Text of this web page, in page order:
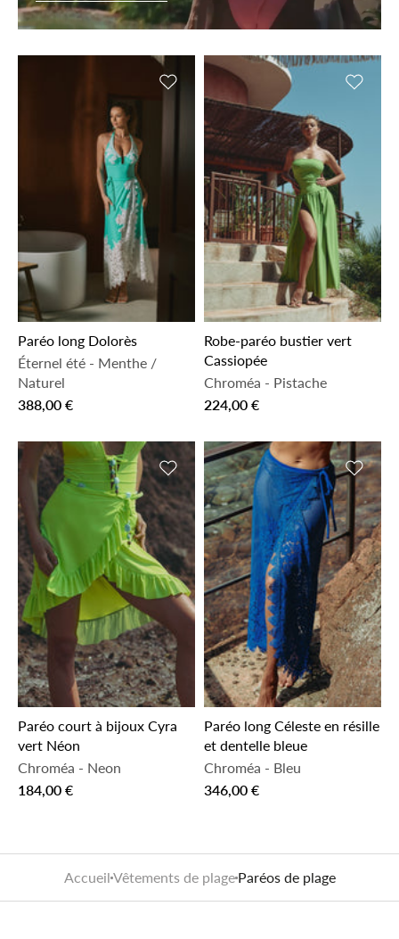
AccueilVêtements de plageParéos de plage
Ajouter à la liste de souhaits
Paréo long Dolorès
Éternel été - Menthe /
Naturel
388,00 €
Ajouter
Robe-paréo bustier vert
Cassiopée
Chroméa - Pistache
224,00 €
Ajouter à la liste de souhaits
Paréo court à bijoux Cyra
vert Néon
Chroméa - Neon
184,00 €
Ajouter
Paréo long Céleste en résille
et dentelle bleue
Chroméa - Bleu
346,00 €